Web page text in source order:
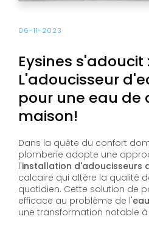
06-11-2023
Eysines s'adoucit :
L'adoucisseur
pour une eau de
maison!
Dans la quête du confort
plomberie adopte une
l'installation d'adoucisseurs
calcaire qui altère la qualité
quotidien. Cette solution de
efficace au problème de l'
une transformation notable